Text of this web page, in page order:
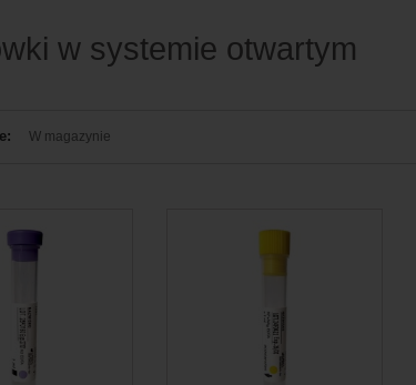
w systemie otwartym
W magazynie